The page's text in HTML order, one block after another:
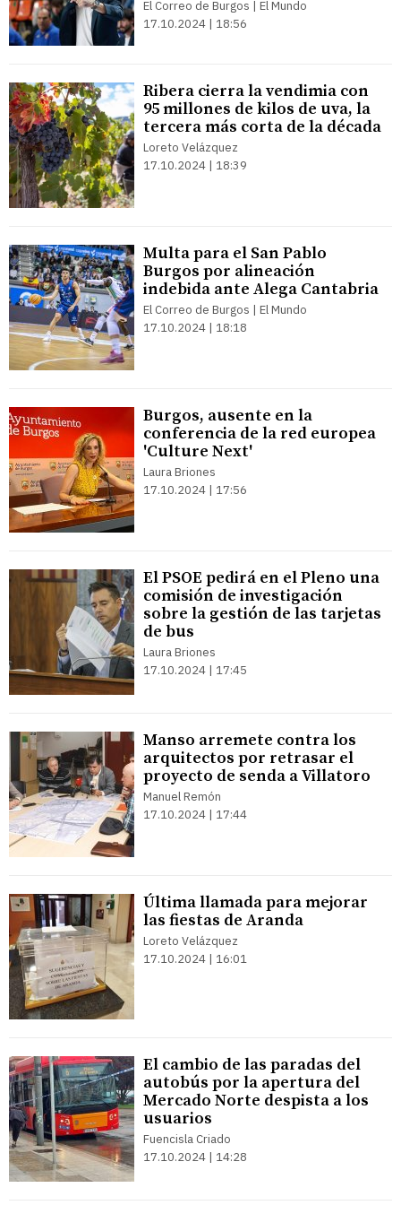
El Correo de Burgos | El Mundo
17.10.2024 | 18:56
Ribera cierra la vendimia con
95 millones de kilos de uva, la
tercera más corta de la década
Loreto Velázquez
17.10.2024 | 18:39
Multa para el San Pablo
Burgos por alineación
indebida ante Alega Cantabria
El Correo de Burgos | El Mundo
17.10.2024 | 18:18
Burgos, ausente en la
conferencia de la red europea
'Culture Next'
Laura Briones
17.10.2024 | 17:56
El PSOE pedirá en el Pleno una
comisión de investigación
sobre la gestión de las tarjetas
de bus
Laura Briones
17.10.2024 | 17:45
Manso arremete contra los
arquitectos por retrasar el
proyecto de senda a Villatoro
Manuel Remón
17.10.2024 | 17:44
Última llamada para mejorar
las fiestas de Aranda
Loreto Velázquez
17.10.2024 | 16:01
El cambio de las paradas del
autobús por la apertura del
Mercado Norte despista a los
usuarios
Fuencisla Criado
17.10.2024 | 14:28